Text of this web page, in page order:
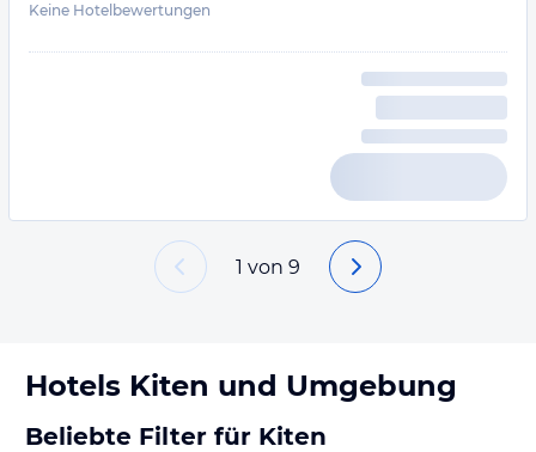
Keine Hotelbewertungen
1 von 9
Hotels Kiten und Umgebung
Beliebte Filter für Kiten